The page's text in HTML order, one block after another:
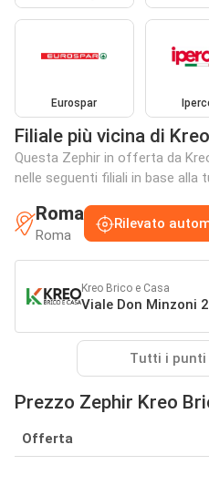
Eurospar
Filiale più vicina di
Questa Zephir in offerta da
nelle seguenti filiali in base alla
Roma
Roma
Rilevato
Kreo Brico e Casa
Viale Don Minzoni
Tutti i punti
Prezzo Zephir Kreo
Offerta